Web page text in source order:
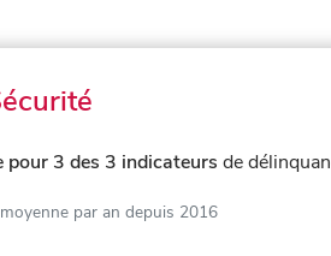
pour 3 des 3 indicateurs de
par an depuis 2016